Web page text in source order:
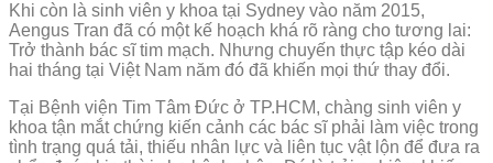
Khi còn là sinh viên y khoa tại Sydney vào năm 2015,
Aengus Tran đã có một kế hoạch khá rõ ràng cho tương lai:
Trở thành bác sĩ tim mạch. Nhưng chuyến thực tập kéo dài
hai tháng tại Việt Nam năm đó đã khiến mọi thứ thay đổi.
Tại Bệnh viện Tim Tâm Đức ở TP.HCM, chàng sinh viên y
khoa tận mắt chứng kiến cảnh các bác sĩ phải làm việc trong
tình trạng quá tải, thiếu nhân lực và liên tục vật lộn để đưa ra